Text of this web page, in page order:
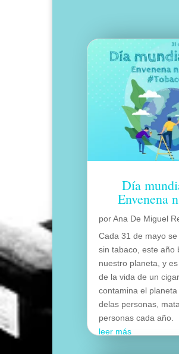
Día
Envenena
porAna De Miguel
Cada 31 de mayo
sin tabaco, este año
nuestro planeta, y
de la vida de un
contamina el
delas personas,
personas cada año.
leer más